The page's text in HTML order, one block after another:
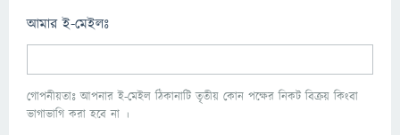
আমার ই-মেইলঃ
গোপনীয়তাঃ আপনার ই-মেইল ঠিকানাটি তৃতীয় কোন পক্ষের নিকট বিক্রয় কিংবা
ভাগাভাগি করা হবে না ।